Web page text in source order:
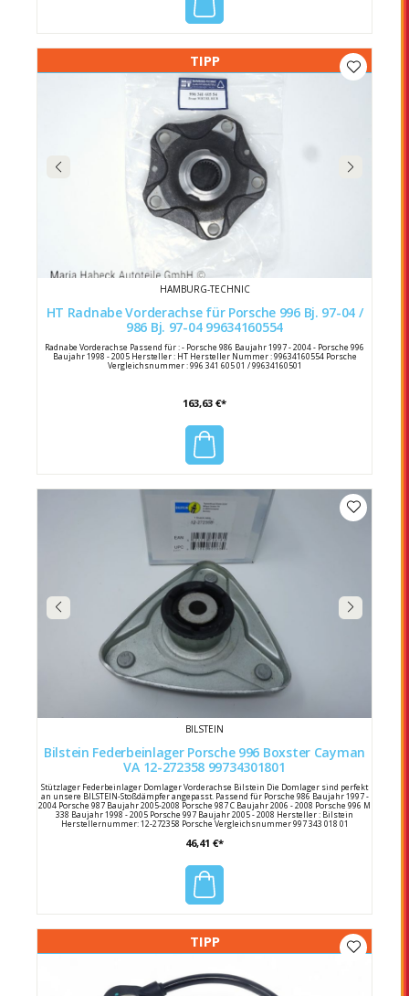
TIPP
HAMBURG-TECHNIC
HT Radnabe Vorderachse für Porsche 996 Bj. 97-04 /
986 Bj. 97-04 99634160554
Radnabe Vorderachse Passend für : - Porsche 986 Baujahr 1997 - 2004 - Porsche 996
Baujahr 1998 - 2005 Hersteller : HT Hersteller Nummer : 99634160554 Porsche
Vergleichsnummer : 996 341 605 01 / 99634160501
163,63 €*
BILSTEIN
Bilstein Federbeinlager Porsche 996 Boxster Cayman
VA 12-272358 99734301801
Stützlager Federbeinlager Domlager Vorderachse Bilstein Die Domlager sind perfekt
an unsere BILSTEIN-Stoßdämpfer angepasst. Passend für Porsche 986 Baujahr 1997 -
2004 Porsche 987 Baujahr 2005-2008 Porsche 987 C Baujahr 2006 - 2008 Porsche 996 M
338 Baujahr 1998 - 2005 Porsche 997 Baujahr 2005 - 2008 Hersteller : Bilstein
Herstellernummer: 12-272358 Porsche Vergleichsnummer 997 343 018 01
46,41 €*
TIPP